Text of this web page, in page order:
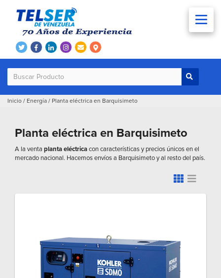
Inicio / Energía / Planta eléctrica en Barquisimeto
Planta eléctrica en Barquisimeto
A la venta planta eléctricacon características y precios únicos en el
mercado nacional. Hacemos envíos a Barquisimeto y al resto del país.